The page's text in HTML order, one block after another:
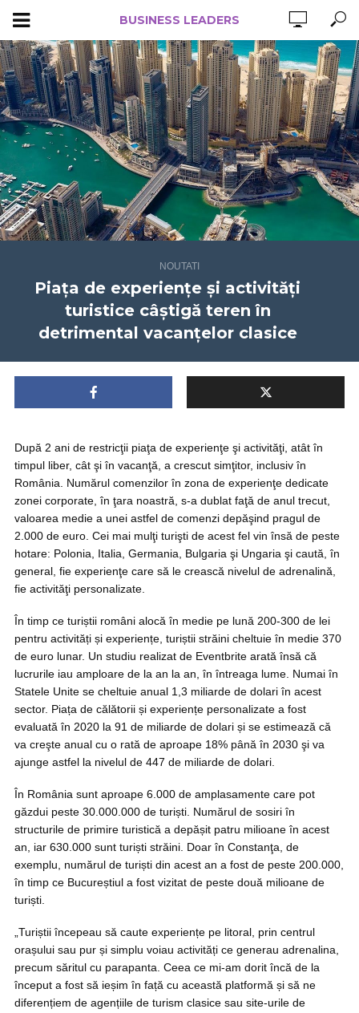
BUSINESS LEADERS
NOUTATI
Piața de experiențe și activități
turistice câștigă teren în
detrimental vacanțelor clasice
După 2 ani de restricţii piaţa de experienţe şi activităţi, atât în
timpul liber, cât şi în vacanţă, a crescut simţitor, inclusiv în
România. Numărul comenzilor în zona de experienţe dedicate
zonei corporate, în ţara noastră, s-a dublat faţă de anul trecut,
valoarea medie a unei astfel de comenzi depăşind pragul de
2.000 de euro. Cei mai mulţi turişti de acest fel vin însă de peste
hotare: Polonia, Italia, Germania, Bulgaria şi Ungaria şi caută, în
general, fie experienţe care să le crească nivelul de adrenalină,
fie activităţi personalizate.
În timp ce turiștii români alocă în medie pe lună 200-300 de lei
pentru activități și experiențe, turiștii străini cheltuie în medie 370
de euro lunar. Un studiu realizat de Eventbrite arată însă că
lucrurile iau amploare de la an la an, în întreaga lume. Numai în
Statele Unite se cheltuie anual 1,3 miliarde de dolari în acest
sector. Piața de călătorii și experiențe personalizate a fost
evaluată în 2020 la 91 de miliarde de dolari și se estimează că
va creşte anual cu o rată de aproape 18% până în 2030 şi va
ajunge astfel la nivelul de 447 de miliarde de dolari.
În România sunt aproape 6.000 de amplasamente care pot
găzdui peste 30.000.000 de turiști. Numărul de sosiri în
structurile de primire turistică a depășit patru milioane în acest
an, iar 630.000 sunt turiști străini. Doar în Constanţa, de
exemplu, numărul de turiști din acest an a fost de peste 200.000,
în timp ce Bucureștiul a fost vizitat de peste două milioane de
turiști.
„Turiștii începeau să caute experiențe pe litoral, prin centrul
orașului sau pur și simplu voiau activități ce generau adrenalina,
precum săritul cu parapanta. Ceea ce mi-am dorit încă de la
început a fost să ieșim în față cu această platformă și să ne
diferențiem de agențiile de turism clasice sau site-urile de